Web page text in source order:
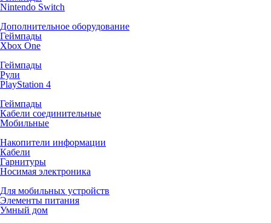
Nintendo Switch
Дополнительное оборудование
Геймпады
Xbox One
Геймпады
Рули
PlayStation 4
Геймпады
Кабели соединительные
Мобильные
Накопители информации
Кабели
Гарнитуры
Носимая электроника
Для мобильных устройств
Элементы питания
Умный дом